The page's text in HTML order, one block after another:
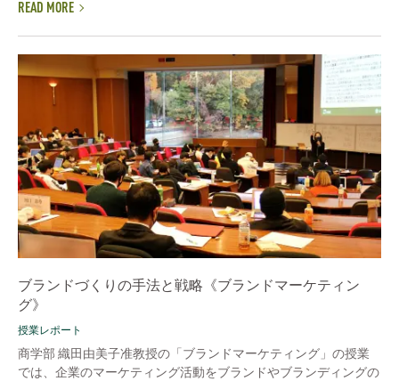
READ MORE
ブランドづくりの手法と戦略《ブランドマーケティン
グ》
授業レポート
商学部 織田由美子准教授の「ブランドマーケティング」の授業
では、企業のマーケティング活動をブランドやブランディングの